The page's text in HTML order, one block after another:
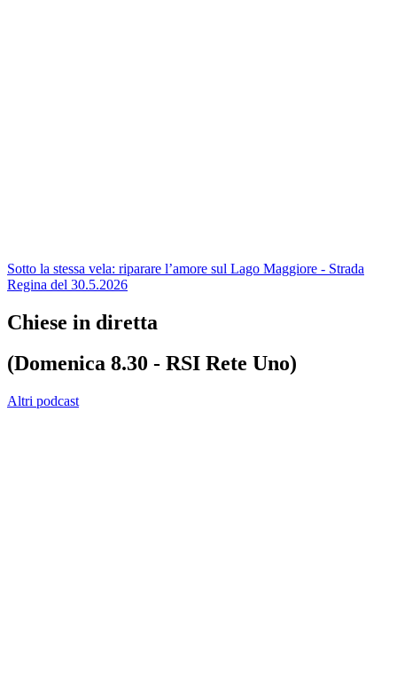
Sotto la stessa vela: riparare l’amore sul Lago Maggiore - Strada
Regina del 30.5.2026
Chiese in diretta
(Domenica 8.30 - RSI Rete Uno)
Altri podcast